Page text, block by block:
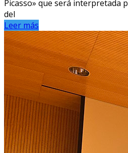
Picasso» que será interpretada
del
Leer más